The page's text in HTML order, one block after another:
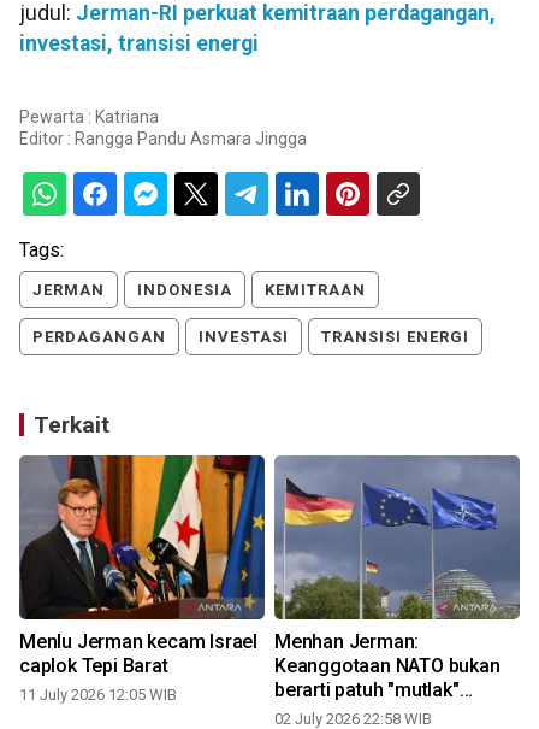
judul: Jerman-RI perkuat kemitraan perdagangan,
investasi, transisi energi
Pewarta : Katriana
Editor : Rangga Pandu Asmara Jingga
Tags:
JERMAN INDONESIA KEMITRAAN
PERDAGANGAN INVESTASI TRANSISI ENERGI
Terkait
Menlu Jerman kecam Israel
caplok Tepi Barat
11 July 2026 12:05 WIB
Menhan Jerman:
Keanggotaan NATO bukan
berarti patuh "mutlak"
kepada AS
02 July 2026 22:58 WIB